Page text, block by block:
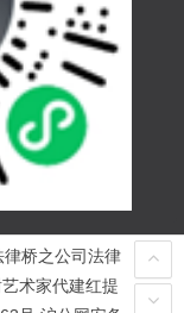
桥之公司法律
术家代建红提